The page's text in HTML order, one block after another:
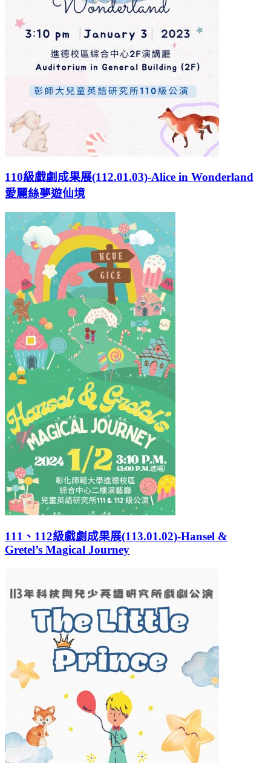
110級戲劇成果展(112.01.03)-Alice in Wonderland
愛麗絲夢遊仙境
111、112級戲劇成果展(113.01.02)-Hansel &
Gretel’s Magical Journey